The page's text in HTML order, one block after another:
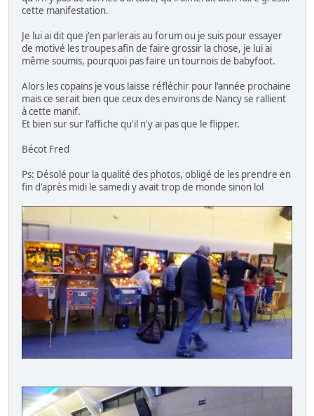
cette manifestation.
Je lui ai dit que j'en parlerais au forum ou je suis pour essayer
de motivé les troupes afin de faire grossir la chose, je lui ai
même soumis, pourquoi pas faire un tournois de babyfoot.
Alors les copains je vous laisse réfléchir pour l'année prochaine
mais ce serait bien que ceux des environs de Nancy se rallient
à cette manif.
Et bien sur sur l'affiche qu'il n'y ai pas que le flipper.
Bécot Fred
Ps: Désolé pour la qualité des photos, obligé de les prendre en
fin d'après midi le samedi y avait trop de monde sinon lol